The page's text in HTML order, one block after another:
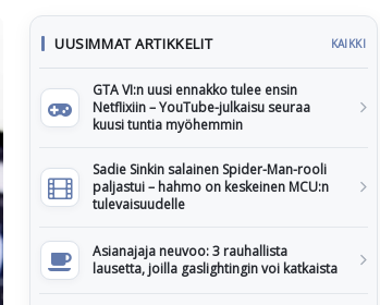
UUSIMMAT ARTIKKELIT KAIKKI
GTA VI:n uusi ennakko tulee ensin
Netflixiin – YouTube-julkaisu seuraa
kuusi tuntia myöhemmin
Sadie Sinkin salainen Spider-Man-rooli
paljastui – hahmo on keskeinen MCU:n
tulevaisuudelle
Asianajaja neuvoo: 3 rauhallista
lausetta, joilla gaslightingin voi katkaista